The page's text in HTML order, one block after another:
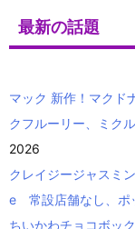
最新の話題
マック 新作！マクド
クフルーリー、ミク
2026
クレイジージャスミ
e 常設店舗なし、ポ
ちいかわチョコボッ